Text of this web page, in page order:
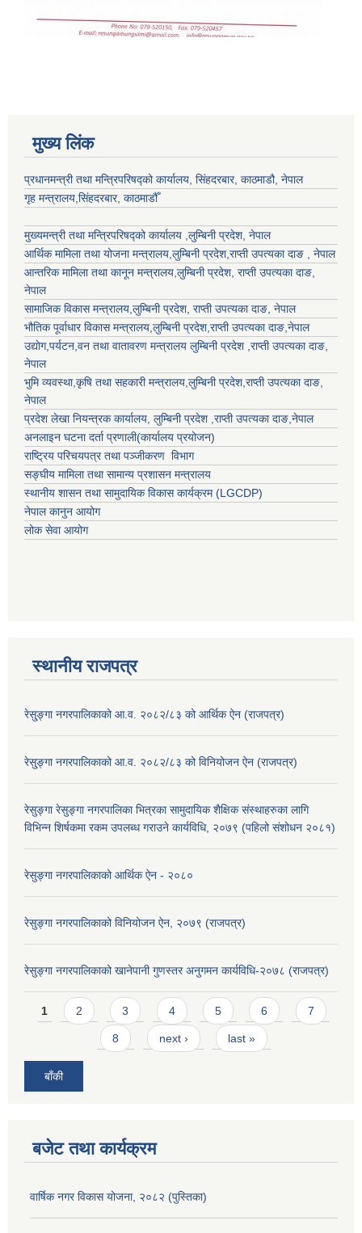
मुख्य लिंक
प्रधानमन्त्री तथा मन्त्रिपरिषद्को कार्यालय, सिंहदरबार, काठमाडौ, नेपाल
गृह मन्त्रालय,सिंहदरबार, काठमाडौँ
मुख्यमन्त्री तथा मन्त्रिपरिषद्को कार्यालय ,लुम्बिनी प्रदेश, नेपाल
आर्थिक मामिला तथा योजना मन्त्रालय,लुम्बिनी प्रदेश,राप्ती उपत्यका दाङ , नेपाल
आन्तरिक मामिला तथा कानून मन्त्रालय,लुम्बिनी प्रदेश, राप्ती उपत्यका दाङ,
नेपाल
सामाजिक विकास मन्त्रालय,लुम्बिनी प्रदेश, राप्ती उपत्यका दाङ, नेपाल
भौतिक पूर्वाधार विकास मन्त्रालय,लुम्बिनी प्रदेश,राप्ती उपत्यका दाङ,नेपाल
उद्याेग,पर्यटन,वन तथा वातावरण मन्त्रालय लुम्बिनी प्रदेश ,राप्ती उपत्यका दाङ,
नेपाल
भुमि व्यवस्था,कृषि तथा सहकारी मन्त्रालय,लुम्बिनी प्रदेश,राप्ती उपत्यका दाङ,
नेपाल
प्रदेश लेखा नियन्त्रक कार्यालय, लुम्बिनी प्रदेश ,राप्ती उपत्यका दाङ,नेपाल
अनलाइन घटना दर्ता प्रणाली(कार्यालय प्रयोजन)
राष्ट्रिय परिचयपत्र तथा पञ्जीकरण विभाग
सङ्घीय मामिला तथा सामान्य प्रशासन मन्त्रालय
स्थानीय शासन तथा सामुदायिक विकास कार्यक्रम (LGCDP)
नेपाल कानुन आयोग
लोक सेवा आयोग
स्थानीय राजपत्र
रेसु्ङ्गा नगरपालिकाको आ.व. २०८२/८३ को आर्थिक ऐन (राजपत्र)
रेसु्ङ्गा नगरपालिकाको आ.व. २०८२/८३ को विनियोजन ऐन (राजपत्र)
रेसुङ्गा रेसुङ्गा नगरपालिका भित्रका सामुदायिक शैक्षिक संस्थाहरुका लागि
विभिन्न शिर्षकमा रकम उपलब्ध गराउने कार्यविधि, २०७९ (पहिलो संशोधन २०८१)
रेसुङ्गा नगरपालिकाको आर्थिक ऐन - २०८०
रेसुङ्गा नगरपालिकाको विनियोजन ऐन, २०७९ (राजपत्र)
रेसुङ्गा नगरपालिकाको खानेपानी गुणस्तर अनुगमन कार्यविधि-२०७८ (राजपत्र)
Pages
1 2 3 4 5 6 7
8 next › last »
बाँकी
बजेट तथा कार्यक्रम
वार्षिक नगर विकास योजना, २०८२ (पुस्तिका)